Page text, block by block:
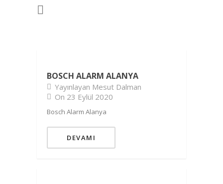
BOSCH ALARM ALANYA
Yayınlayan Mesut Dalman
On 23 Eylül 2020
Bosch Alarm Alanya
DEVAMI